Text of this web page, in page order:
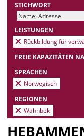
STICHWORT
LEISTUNGEN
Rückbildung für
FREIE KAPAZITÄTEN
SPRACHEN
Norwegisch
REGIONEN
Wahnbek